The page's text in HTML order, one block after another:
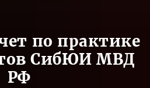
по практике
СибЮИ МВД
РФ